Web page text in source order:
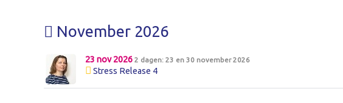
November 2026
23 nov 2026 2 dagen: 23 en 30 november 2026
Stress Release 4